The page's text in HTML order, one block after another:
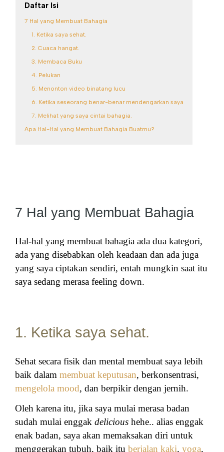
Daftar Isi
7 Hal yang Membuat Bahagia
1. Ketika saya sehat.
2. Cuaca hangat.
3. Membaca Buku
4. Pelukan
5. Menonton video binatang lucu
6. Ketika seseorang benar-benar mendengarkan saya
7. Melihat yang saya cintai bahagia.
Apa Hal-Hal yang Membuat Bahagia Buatmu?
7 Hal yang Membuat Bahagia
Hal-hal yang membuat bahagia ada dua kategori,
ada yang disebabkan oleh keadaan dan ada juga
yang saya ciptakan sendiri, entah mungkin saat itu
saya sedang merasa feeling down.
1. Ketika saya sehat.
Sehat secara fisik dan mental membuat saya lebih
baik dalam membuat keputusan, berkonsentrasi,
mengelola mood, dan berpikir dengan jernih.
Oleh karena itu, jika saya mulai merasa badan
sudah mulai enggak delicious hehe.. alias enggak
enak badan, saya akan memaksakan diri untuk
menggerakan tubuh, baik itu berjalan kaki, yoga,